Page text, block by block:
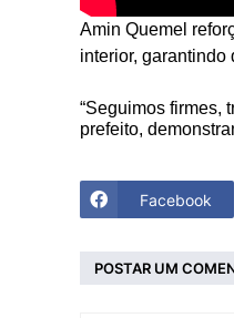
Amin Quemel
interior,
“Seguimos firmes,
prefeito,
Facebook
POSTAR UM